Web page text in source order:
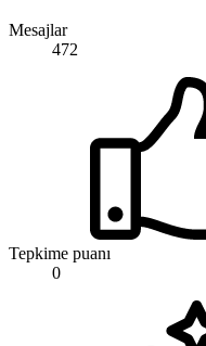
Mesajlar
472
Tepkime puanı
0